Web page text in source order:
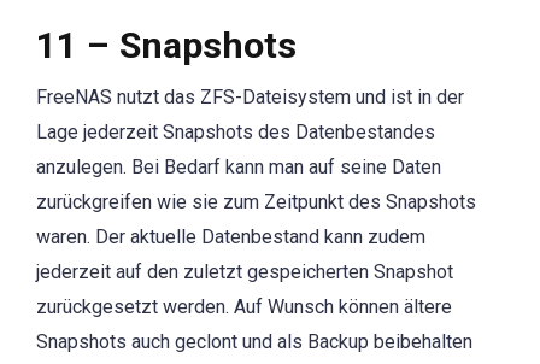
11 – Snapshots
FreeNAS nutzt das ZFS-Dateisystem und ist in der
Lage jederzeit Snapshots des Datenbestandes
anzulegen. Bei Bedarf kann man auf seine Daten
zurückgreifen wie sie zum Zeitpunkt des Snapshots
waren. Der aktuelle Datenbestand kann zudem
jederzeit auf den zuletzt gespeicherten Snapshot
zurückgesetzt werden. Auf Wunsch können ältere
Snapshots auch geclont und als Backup beibehalten